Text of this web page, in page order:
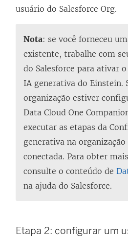
usuário do Salesforce Org.
Nota: se você forneceu
existente, trabalhe com
do Salesforce para ativar
IA generativa do Einstein.
organização estiver
Data Cloud One
executar as etapas da
generativa na
conectada. Para obter
consulte o conteúdo de
na ajuda do Salesforce.
Etapa 2: configurar um